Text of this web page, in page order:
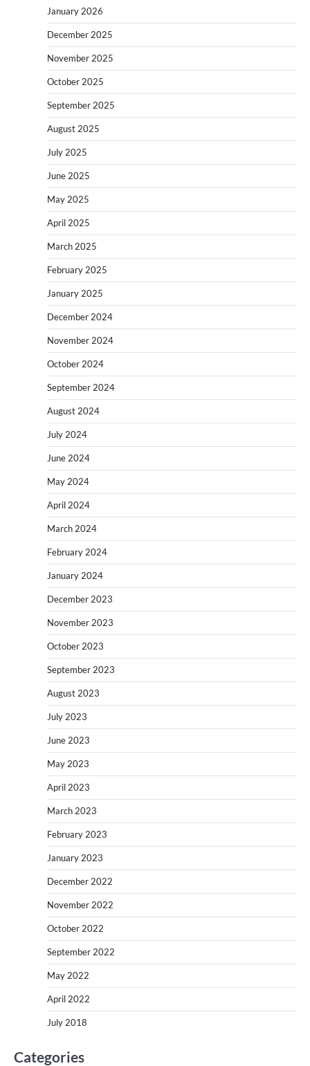
January 2026
December 2025
November 2025
October 2025
September 2025
August 2025
July 2025
June 2025
May 2025
April 2025
March 2025
February 2025
January 2025
December 2024
November 2024
October 2024
September 2024
August 2024
July 2024
June 2024
May 2024
April 2024
March 2024
February 2024
January 2024
December 2023
November 2023
October 2023
September 2023
August 2023
July 2023
June 2023
May 2023
April 2023
March 2023
February 2023
January 2023
December 2022
November 2022
October 2022
September 2022
May 2022
April 2022
July 2018
Categories